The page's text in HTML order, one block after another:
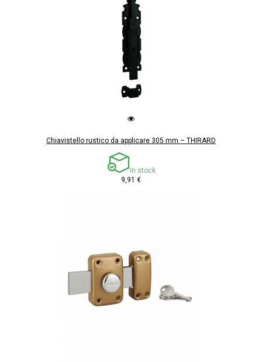
Chiavistello rustico da applicare 305 mm – THIRARD
In stock
9,91 €